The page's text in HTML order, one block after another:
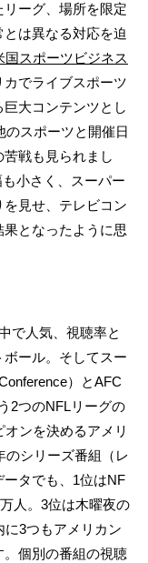
ーグ、場所を限定
は異なる対応を迫
国スポーツビジネス
カでライブスポーツ
大コンテンツとし
スポーツと開催日
戦も見られまし
小さく、スーパー
見せ、テレビコン
となったように思
で人気、視聴率と
ール。そしてスー
）とAFC
2つのNFLリーグの
ンを決めるアメリ
のシリーズ番組（レ
タでも、1位はNF
人。3位は木曜夜の
3つもアメリカン
個別の番組の視聴